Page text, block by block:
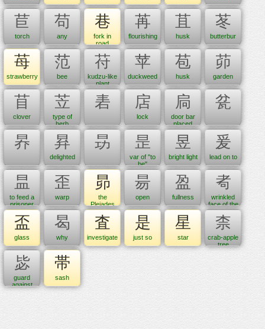
苣
torch
苟
any
巷
fork in
road
苒
flourishing
苴
husk
苳
butterbur
苺
strawberry
范
bee
苻
kudzu-like
plant
苹
duckweed
苞
husk
茆
garden
苜
clover
苙
type of
herb
砉 扂
lock
扃
door bar
placed
outside a
door
瓫
昦 昪
delighted
昮 昰
var of "to
be"
昱
bright light
爰
lead on to
昷
to feed a
prisoner
歪
warp
昴
the
Pleiades
昜
open
盈
fullness
耇
wrinkled
face of the
elderly
盃
glass
曷
why
査
investigate
是
just so
星
star
柰
crab-apple
tree
毖
guard
against
帯
sash